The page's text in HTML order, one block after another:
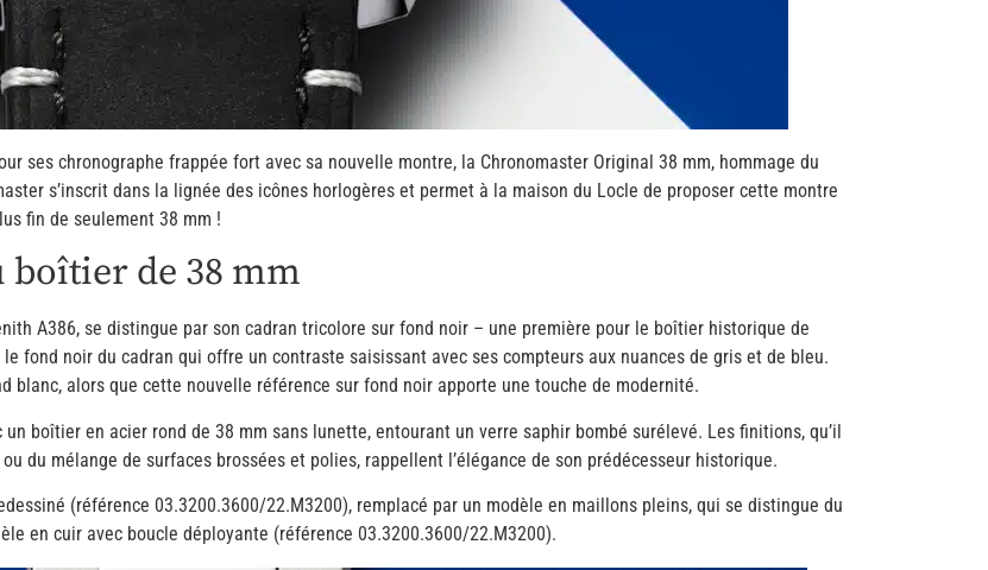
ses chronographe frappée fort avec sa nouvelle montre, la Chronomaster Original 38 mm, hommage du
s’inscrit dans la lignée des icônes horlogères et permet à la maison du Locle de proposer cette montre
fin de seulement 38 mm !
de 38 mm
A386, se distingue par son cadran tricolore sur fond noir – une première pour le boîtier historique de
fond noir du cadran qui offre un contraste saisissant avec ses compteurs aux nuances de gris et de bleu.
blanc, alors que cette nouvelle référence sur fond noir apporte une touche de modernité.
boîtier en acier rond de 38 mm sans lunette, entourant un verre saphir bombé surélevé. Les finitions, qu’il
du mélange de surfaces brossées et polies, rappellent l’élégance de son prédécesseur historique.
(référence 03.3200.3600/22.M3200), remplacé par un modèle en maillons pleins, qui se distingue du
en cuir avec boucle déployante (référence 03.3200.3600/22.M3200).